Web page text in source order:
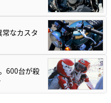
なカスタ
600台が殺